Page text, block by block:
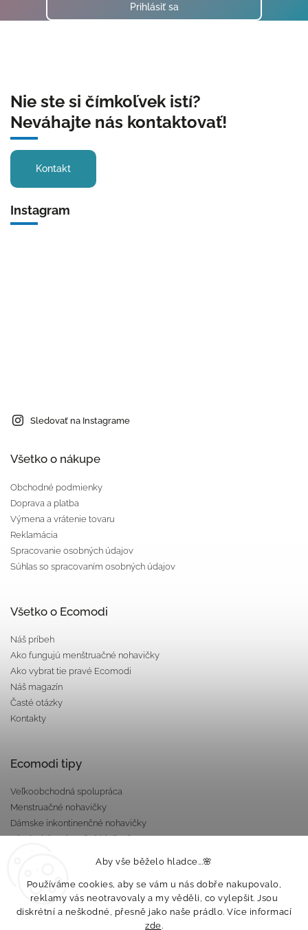
Aby vše běželo hladce...🌸
Používáme cookies, aby se vám u nás dobře nakupovalo,
reklamy vás neotravovaly a my věděli, co vylepšit. Jsou
diskrétní a neškodné, přesně jako naše prádlo. Více informací
zde.
Prihlásiť sa
Nie ste si čímkoľvek istí?
Neváhajte nás kontaktovať!
Kontakt
Instagram
Sledovať na Instagrame
Všetko o nákupe
Obchodné podmienky
Doprava a platba
Výmena a vrátenie tovaru
Reklamácia
Spracovanie osobných údajov
Súhlas so spracovaním osobných údajov
Všetko o Ecomodi
Náš príbeh
Ako fungujú menštruačné nohavičky
Ako vybrat tie pravé Ecomodi
Náš magazín
Časté otázky
Kontakty
Ecomodi tipy
Veľkoobchodná spolupráca
Menstruačné nohavičky
Dámske inkontinenčné nohavičky
Pánska inkontinenčná bielizeň